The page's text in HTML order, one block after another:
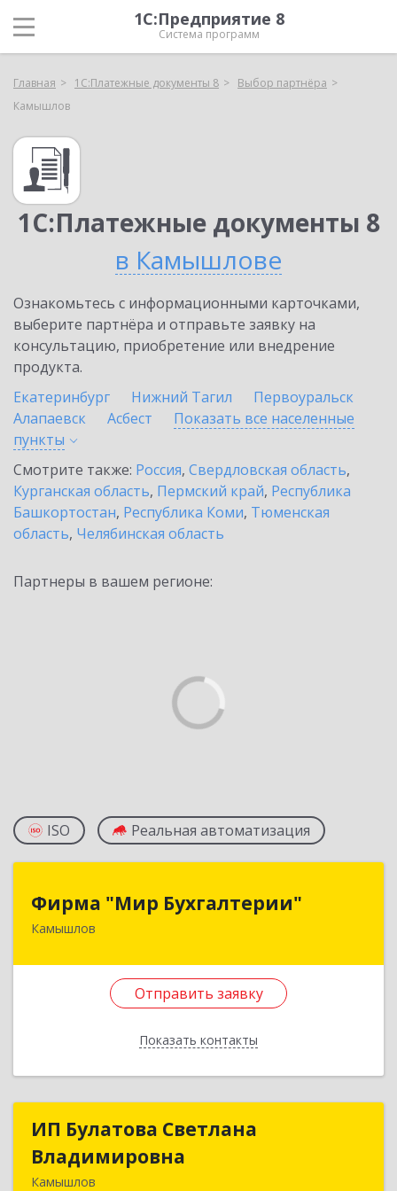
1С:Предприятие 8
Система программ
Главная 1С:Платежные документы 8
Выбор партнёра
Камышлов
1С:Платежные документы 8
в Камышлове
Ознакомьтесь с информационными карточками,
выберите партнёра и отправьте заявку на
консультацию, приобретение или внедрение
продукта.
Екатеринбург
Нижний Тагил
Первоуральск
Алапаевск
Асбест
Показать все населенные
пункты
Смотрите также: Россия, Свердловская область,
Курганская область, Пермский край, Республика
Башкортостан, Республика Коми, Тюменская
область, Челябинская область
Партнеры в вашем регионе:
ISO Реальная автоматизация
Фирма "Мир Бухгалтерии"
Камышлов
Отправить заявку
Показать контакты
624860, Свердловская обл, Камышлов г,
Отправить заявку
Назад
ИП Булатова Светлана
Владимировна
Камышлов
ИП Булатова Светлана